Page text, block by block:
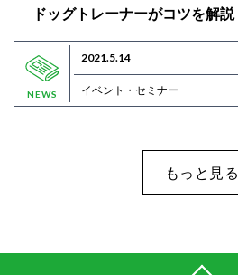
ドッグトレーナーがコツを解説
NEWS
2021.5.14
イベント・セミナー
もっと見る